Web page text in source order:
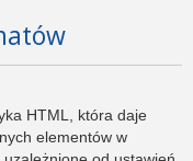
HTML, która daje
elementów w